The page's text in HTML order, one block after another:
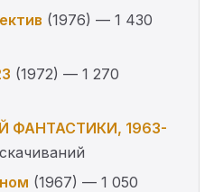
(1976) — 1 430
(1972) — 1 270
ФАНТАСТИКИ, 1963-
(1967) — 1 050